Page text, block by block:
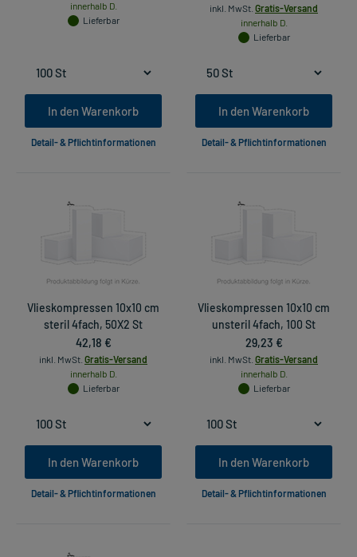
innerhalb D.
Lieferbar
In den Warenkorb
Detail- & Pflichtinformationen
inkl. MwSt. Gratis-Versand
innerhalb D.
Lieferbar
In den Warenkorb
Detail- & Pflichtinformationen
Vlieskompressen 10x10 cm
steril 4fach, 50X2 St
42,18 €
inkl. MwSt. Gratis-Versand
innerhalb D.
Lieferbar
In den Warenkorb
Detail- & Pflichtinformationen
Vlieskompressen 10x10 cm
unsteril 4fach, 100 St
29,23 €
inkl. MwSt. Gratis-Versand
innerhalb D.
Lieferbar
In den Warenkorb
Detail- & Pflichtinformationen